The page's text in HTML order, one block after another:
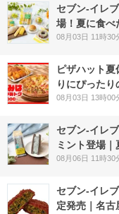
セブン‐イレ
場！夏に食べ
08月03日 11時30
ピザハット
りにぴった
08月03日 13時00
セブン‐イレ
ミント登場
08月06日 11時30
セブン-イレ
定発売｜名古